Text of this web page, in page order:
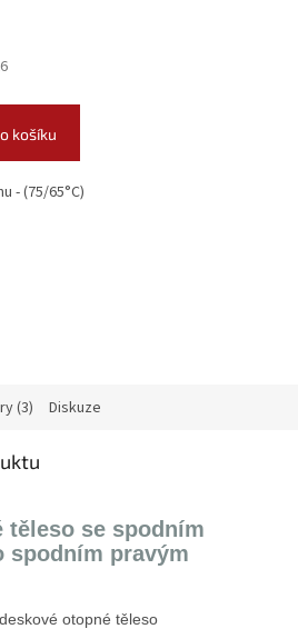
košíku
- (75/65°C)
(3) Diskuze
těleso se spodním
spodním pravým
otopné těleso